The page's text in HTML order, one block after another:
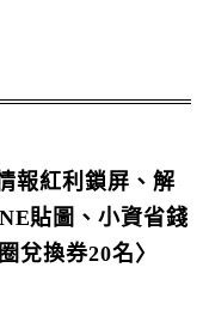
報紅利鎖屏、解
貼圖、小資省錢
兌換券20名〉